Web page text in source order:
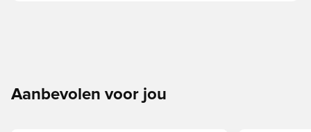
Aanbevolen voor jou